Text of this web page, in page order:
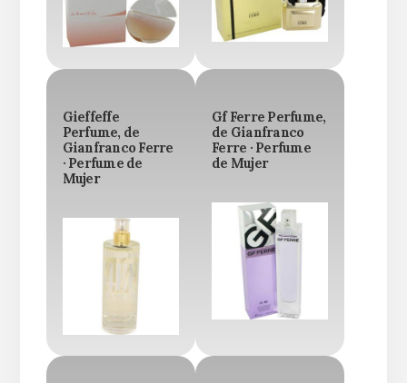
Gieffeffe
Perfume, de
Gianfranco Ferre
· Perfume de
Mujer
Gf Ferre Perfume,
de Gianfranco
Ferre · Perfume
de Mujer